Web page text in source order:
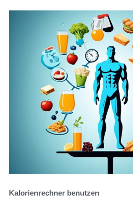
Kalorienrechner benutzen